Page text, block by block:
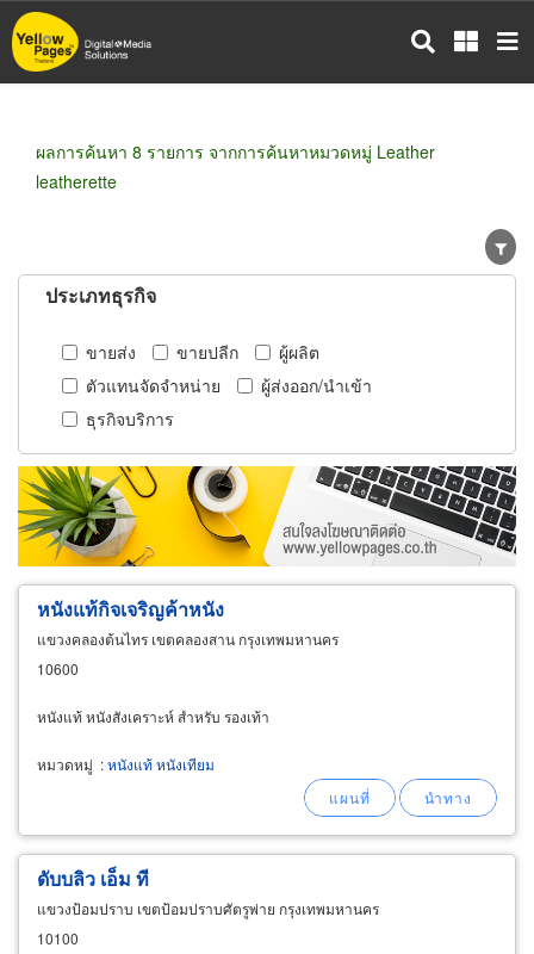
ข้าม
ไป
ผลการค้นหา 8 รายการ จากการค้นหาหมวดหมู่ Leather
leatherette
ประเภทธุรกิจ
ขายส่ง ขายปลีก
ผู้ผลิต
ตัวแทนจัดจำหน่าย
ผู้ส่งออก/นำเข้า
ธุรกิจบริการ
หนังแท้กิจเจริญค้าหนัง
แขวงคลองต้นไทร เขตคลองสาน กรุงเทพมหานคร
10600
หนังแท้ หนังสังเคราะห์ สำหรับ รองเท้า
หมวดหมู่ :หนังแท้ หนังเทียม
ดับบลิว เอ็ม ที
แขวงป้อมปราบ เขตป้อมปราบศัตรูพ่าย กรุงเทพมหานคร
10100